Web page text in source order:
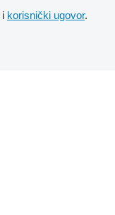
i korisnički ugovor.